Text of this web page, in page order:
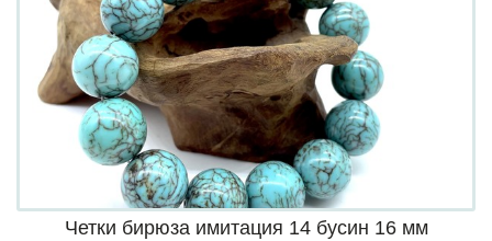
Четки бирюза имитация 14 бусин 16 мм